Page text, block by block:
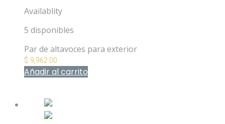
Availablity
5 disponibles
Par de altavoces para exterior
$ 9,962.00
Añadir al carrito